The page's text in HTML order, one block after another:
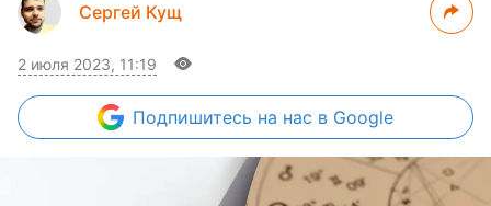
Сергей Кущ
2 июля 2023, 11:19
Подпишитесь на нас в Google